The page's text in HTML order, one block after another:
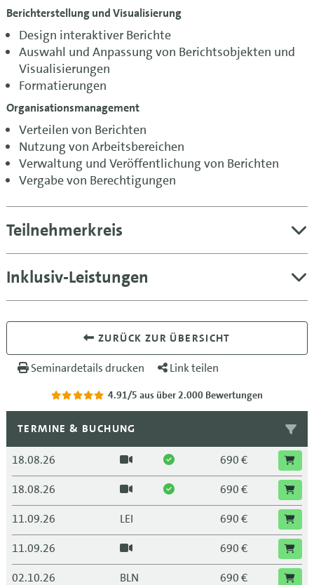
Berichterstellung und Visualisierung
Design interaktiver Berichte
Auswahl und Anpassung von Berichtsobjekten und
Visualisierungen
Formatierungen
Organisationsmanagement
Verteilen von Berichten
Nutzung von Arbeitsbereichen
Verwaltung und Veröffentlichung von Berichten
Vergabe von Berechtigungen
Teilnehmerkreis
Inklusiv-Leistungen
ZURÜCK ZUR ÜBERSICHT
Seminardetails drucken Link teilen
4.91/5 aus über 2.000 Bewertungen
TERMINE & BUCHUNG
18.08.26
690 €
18.08.26
690 €
11.09.26
LEI
690 €
11.09.26
690 €
02.10.26
BLN 690 €